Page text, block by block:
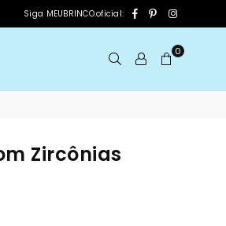
Siga MEUBRINCO.oficial: Facebook
PinterestInstagram
0
Zircônias